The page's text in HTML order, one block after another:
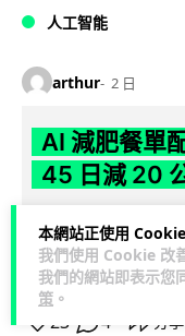
本網站正使用 Cookie
我們使用 Cookie 改
我們的網站即表示您
策 。
人工智能
arthur 2 日
AI 減肥餐單
45 日減 20
成都一名男子跟隨
公斤後昏迷送院。醫
及多器官功能障礙。...
23 4 分享